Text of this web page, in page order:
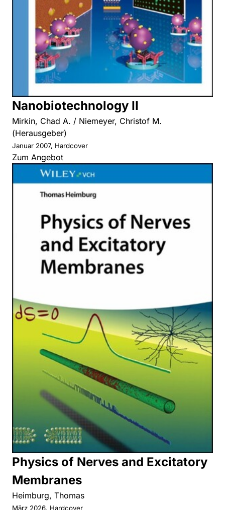
Nanobiotechnology II
Mirkin, Chad A. / Niemeyer, Christof M.
(Herausgeber)
Januar 2007, Hardcover
Zum Angebot
Physics of Nerves and Excitatory
Membranes
Heimburg, Thomas
März 2026, Hardcover